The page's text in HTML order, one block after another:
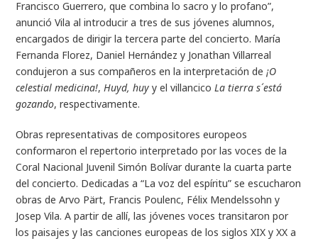
Francisco Guerrero, que combina lo sacro y lo profano”,
anunció Vila al introducir a tres de sus jóvenes alumnos,
encargados de dirigir la tercera parte del concierto. María
Fernanda Florez, Daniel Hernández y Jonathan Villarreal
condujeron a sus compañeros en la interpretación de¡O
celestial medicina!,Huyd, huyy el villancicoLa tierra s´está
gozando, respectivamente.
Obras representativas de compositores europeos
conformaron el repertorio interpretado por las voces de la
Coral Nacional Juvenil Simón Bolívar durante la cuarta parte
del concierto. Dedicadas a “La voz del espíritu” se escucharon
obras de Arvo Pärt, Francis Poulenc, Félix Mendelssohn y
Josep Vila. A partir de allí, las jóvenes voces transitaron por
los paisajes y las canciones europeas de los siglos XIX y XX a